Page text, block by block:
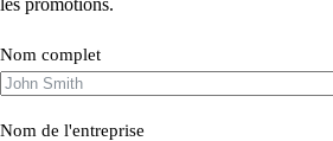
Nom complet
Nom de l'entreprise